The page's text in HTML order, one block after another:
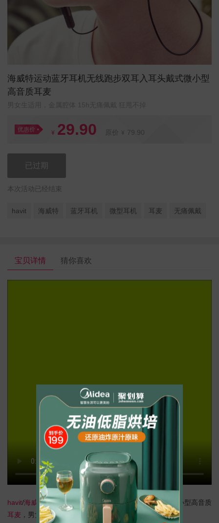
海威特运动蓝牙耳机无线跑步双耳入耳头戴式微小型
高音质耳麦
优惠价 ¥ 29.90 原价 ¥ 79.90
已过期
本次活动已经结束
havit 海威特 蓝牙耳机 微型耳机 耳麦 无痛佩戴
宝贝详情 猜你喜欢
havit/海威特I39运动 蓝牙耳机
无线跑步双耳入耳头戴式微小型高音质
耳麦 ，男女生适用，金属腔体 15h 无痛佩戴狂甩不掉。